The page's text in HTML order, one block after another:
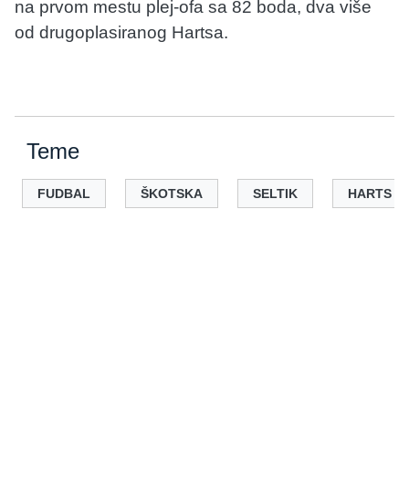
na prvom mestu plej-ofa sa 82 boda, dva više
od drugoplasiranog Hartsa.
Teme
FUDBAL ŠKOTSKA SELTIK HARTS